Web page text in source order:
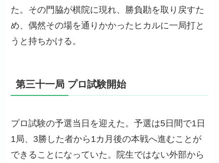
た。その門脇が棋院に現れ、勝負勘を取り戻すた
め、偶然その場を通りかかったヒカルに一局打と
うと持ちかける。
第三十一局 プロ試験開始
プロ試験の予選当日を迎えた。予選は5日間で1日
1局、3勝した者から1カ月後の本戦へ進むことが
できることになっていた。院生ではない外部から